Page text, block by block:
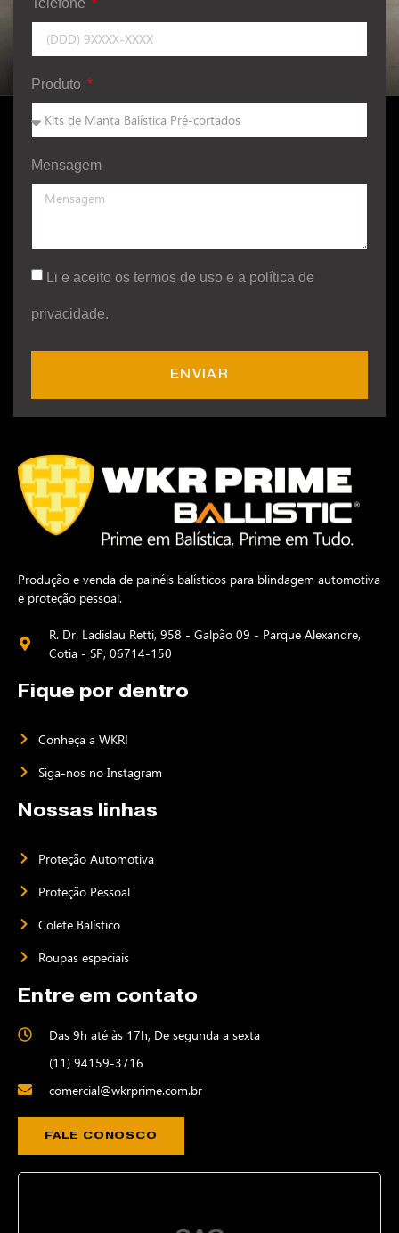
Produto
Mensagem
Li e aceito os termos de uso e a política de
privacidade.
ENVIAR
Produção e venda de painéis balísticos para blindagem automotiva
e proteção pessoal.
R. Dr. Ladislau Retti, 958 - Galpão 09 - Parque Alexandre,
Cotia - SP, 06714-150
Fique por dentro
Conheça a WKR!
Siga-nos no Instagram
Nossas linhas
Proteção Automotiva
Proteção Pessoal
Colete Balístico
Roupas especiais
Entre em contato
Das 9h até às 17h, De segunda a sexta
(11) 94159-3716
comercial@wkrprime.com.br
FALE CONOSCO